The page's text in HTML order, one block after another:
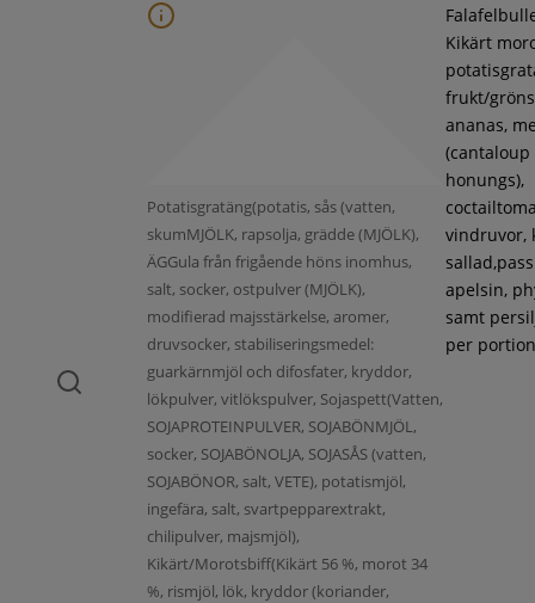
Potatisgratäng(potatis, sås (vatten,
skumMJÖLK, rapsolja, grädde (MJÖLK),
ÄGGula från frigående höns inomhus,
salt, socker, ostpulver (MJÖLK),
modifierad majsstärkelse, aromer,
druvsocker, stabiliseringsmedel:
guarkärnmjöl och difosfater, kryddor,
lökpulver, vitlökspulver, Sojaspett(Vatten,
SOJAPROTEINPULVER, SOJABÖNMJÖL,
socker, SOJABÖNOLJA, SOJASÅS (vatten,
SOJABÖNOR, salt, VETE), potatismjöl,
ingefära, salt, svartpepparextrakt,
chilipulver, majsmjöl),
Kikärt/Morotsbiff(Kikärt 56 %, morot 34
%, rismjöl, lök, kryddor (koriander,
Kikärt
frukt/
ananas,
(cantaloup
honungs),
vindruvor,
apelsin,
samt
per